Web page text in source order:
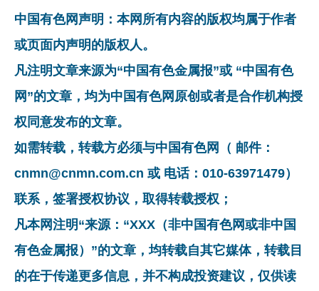
中国有色网声明：本网所有内容的版权均属于作者
或页面内声明的版权人。
凡注明文章来源为“中国有色金属报”或 “中国有色
网”的文章，均为中国有色网原创或者是合作机构授
权同意发布的文章。
如需转载，转载方必须与中国有色网（ 邮件：
cnmn@cnmn.com.cn 或 电话：010-63971479）
联系，签署授权协议，取得转载授权；
凡本网注明“来源：“XXX（非中国有色网或非中国
有色金属报）”的文章，均转载自其它媒体，转载目
的在于传递更多信息，并不构成投资建议，仅供读